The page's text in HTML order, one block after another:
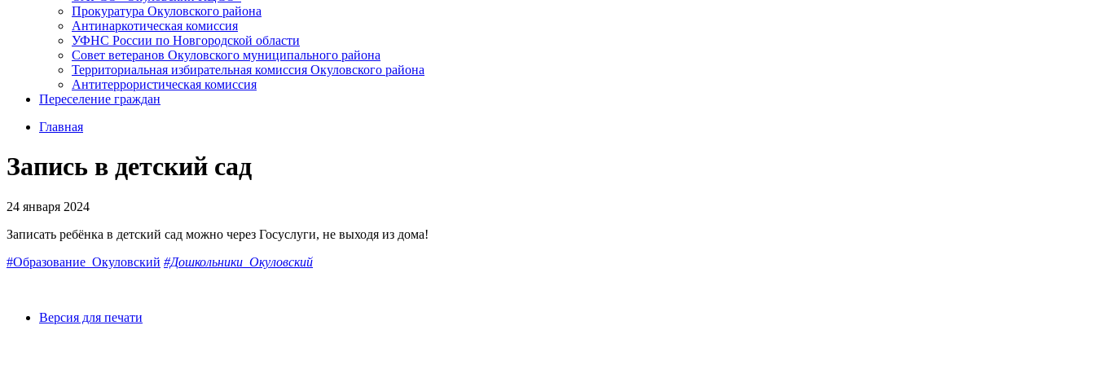
Прокуратура Окуловского района
Антинаркотическая комиссия
УФНС России по Новгородской области
Совет ветеранов Окуловского муниципального района
Территориальная избирательная комиссия Окуловского района
Антитеррористическая комиссия
Переселение граждан
Главная
Запись в детский сад
24 января 2024
Записать ребёнка в детский сад можно через Госуслуги, не выходя из дома!
#Образование_Окуловский #Дошкольники_Окуловский
Версия для печати